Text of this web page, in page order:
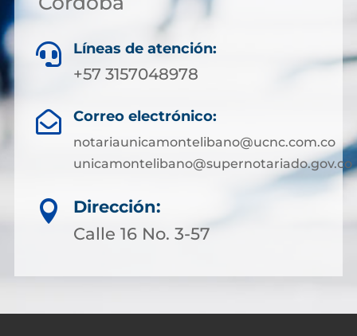
 Líneas de atención:
+57 3157048978
 Correo electrónico:
notariaunicamontelibano@ucnc.com.co
unicamontelibano@supernotariado.gov.co

Dirección:
Calle 16 No. 3-57